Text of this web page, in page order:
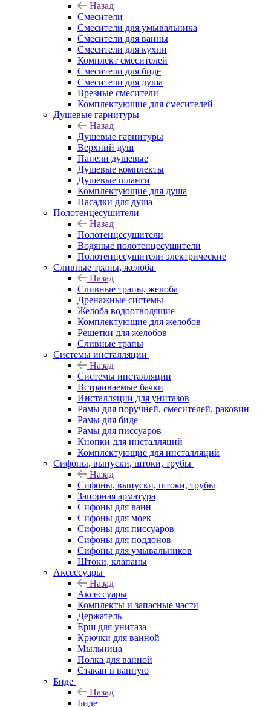
Назад
Смесители
Смесители для умывальника
Смесители для ванны
Смесители для кухни
Комплект смесителей
Смесители для биде
Смесители для душа
Врезные смесители
Комплектующие для смесителей
Душевые гарнитуры
Назад
Душевые гарнитуры
Верхний душ
Панели душевые
Душевые комплекты
Душевые шланги
Комплектующие для душа
Насадки для душа
Полотенцесушители
Назад
Полотенцесушители
Водяные полотенцесушители
Полотенцесушители электрические
Сливные трапы, желоба
Назад
Сливные трапы, желоба
Дренажные системы
Желоба водоотводящие
Комплектующие для желобов
Решетки для желобов
Сливные трапы
Системы инсталляции
Назад
Системы инсталляции
Встраиваемые бачки
Инсталляции для унитазов
Рамы для поручней, смесителей, раковин
Рамы для биде
Рамы для писсуаров
Кнопки для инсталляций
Комплектующие для инсталляций
Сифоны, выпуски, штоки, трубы
Назад
Сифоны, выпуски, штоки, трубы
Запорная арматура
Сифоны для ванн
Сифоны для моек
Сифоны для писсуаров
Сифоны для поддонов
Сифоны для умывальников
Штоки, клапаны
Аксессуары
Назад
Аксессуары
Комплекты и запасные части
Держатель
Ерш для унитаза
Крючки для ванной
Мыльница
Полка для ванной
Стакан в ванную
Биде
Назад
Биде